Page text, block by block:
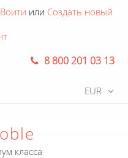
Воити или Создать новый
8 800 201 03 13
EUR
класса